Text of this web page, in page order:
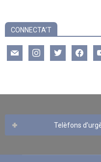
CONNECTA’T
mail instagramtwitter facebook
Telèfons